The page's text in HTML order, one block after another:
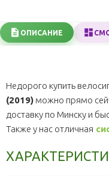
ОПИСАНИЕ
Недорого купить
(2019) можно прямо
доставку по Минску и
Также у нас отличная